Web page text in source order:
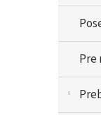
Pre